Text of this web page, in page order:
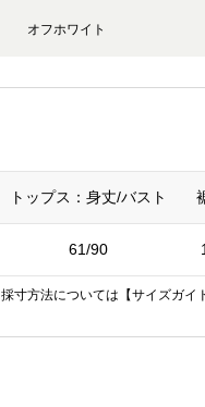
オフホワイト
トップス：身丈/バスト
61/90
採寸方法については 【サイズガイ